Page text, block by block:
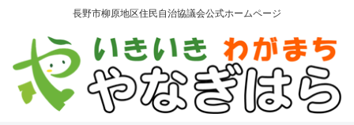
長野市柳原地区住民自治協議会公式ホームページ